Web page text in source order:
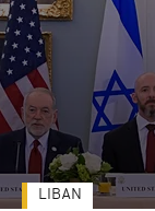
LIBAN